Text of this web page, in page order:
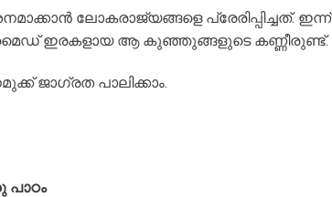
ലോകരാജ്യങ്ങളെ പ്രേരിപ്പിച്ചത്. ഇന്ന്
ഇരകളായ ആ കുഞ്ഞുങ്ങളുടെ കണ്ണീരുണ്ട്.
ജാഗ്രത പാലിക്കാം.